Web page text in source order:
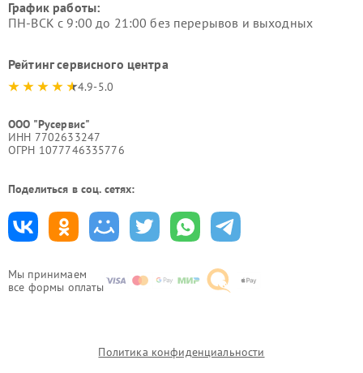
Мы принимаем
все формы оплаты
График работы:
ПН-ВСК с 9:00 до 21:00 без перерывов и выходных
Рейтинг сервисного центра
4.9-5.0
ООО "Русервис"
ИНН 7702633247
ОГРН 1077746335776
Поделиться в соц. сетях:
Политика конфиденциальности